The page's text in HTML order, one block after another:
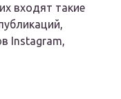
входят такие
Instagram,